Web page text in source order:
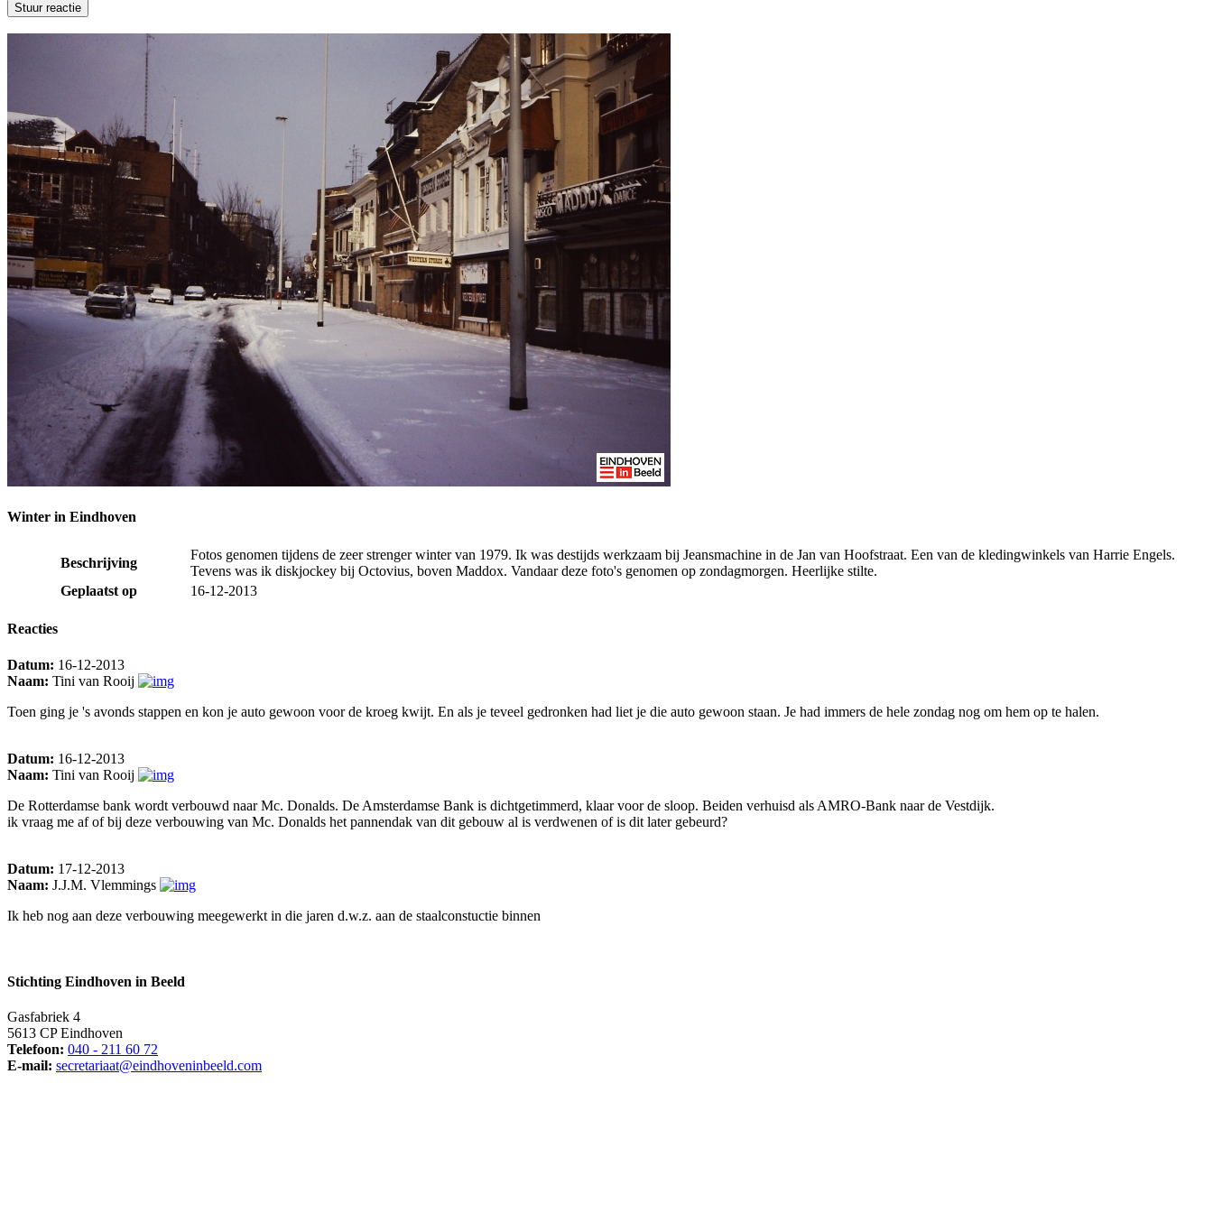
Winter in Eindhoven
Beschrijving
Fotos genomen tijdens de zeer strenger winter van 1979. Ik was destijds werkzaam bij Jeansmachine in de Jan van Hoofstraat. Een van de kledingwinkels van Harrie Engels.
Tevens was ik diskjockey bij Octovius, boven Maddox. Vandaar deze foto's genomen op zondagmorgen. Heerlijke stilte.
Geplaatst op
16-12-2013
Reacties
Datum: 16-12-2013
Naam: Tini van Rooij
Toen ging je 's avonds stappen en kon je auto gewoon voor de kroeg kwijt. En als je teveel gedronken had liet je die auto gewoon staan. Je had immers de hele zondag nog om hem op te halen.
Datum: 16-12-2013
Naam: Tini van Rooij
De Rotterdamse bank wordt verbouwd naar Mc. Donalds. De Amsterdamse Bank is dichtgetimmerd, klaar voor de sloop. Beiden verhuisd als AMRO-Bank naar de Vestdijk.
ik vraag me af of bij deze verbouwing van Mc. Donalds het pannendak van dit gebouw al is verdwenen of is dit later gebeurd?
Datum: 17-12-2013
Naam: J.J.M. Vlemmings
Ik heb nog aan deze verbouwing meegewerkt in die jaren d.w.z. aan de staalconstuctie binnen
Stichting Eindhoven in Beeld
Gasfabriek 4
5613 CP Eindhoven
Telefoon: 040 - 211 60 72
E-mail: secretariaat@eindhoveninbeeld.com